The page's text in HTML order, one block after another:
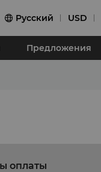
 Pусский USD
Предложения
оплаты